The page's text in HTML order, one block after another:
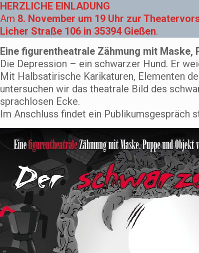
HERZLICHE EINLADUNG
Am 8. November um 19 Uhr zur
Licher Straße 106 in 35394 Gießen.
Eine figurentheatrale Zähmung mit Maske,
Die Depression – ein schwarzer Hund. Er
Mit Halbsatirische Karikaturen, Elementen
untersuchen wir das theatrale Bild des
sprachlosen Ecke.
Im Anschluss findet ein Publikumsgespräch